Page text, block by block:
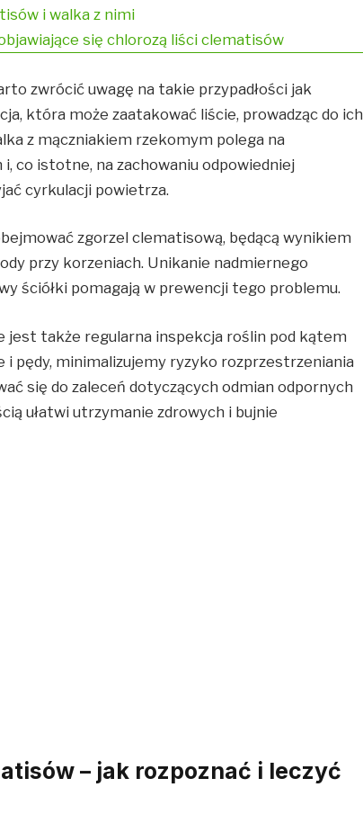
i walka z nimi
się chlorozą liści clematisów
zwrócić uwagę na takie przypadłości jak
która może zaatakować liście, prowadząc do ich
z mączniakiem rzekomym polega na
co istotne, na zachowaniu odpowiedniej
cyrkulacji powietrza.
zgorzel clematisową, będącą wynikiem
przy korzeniach. Unikanie nadmiernego
ściółki pomagają w prewencji tego problemu.
także regularna inspekcja roślin pod kątem
i pędy, minimalizujemy ryzyko rozprzestrzeniania
się do zaleceń dotyczących odmian odpornych
ułatwi utrzymanie zdrowych i bujnie
– jak rozpoznać i leczyć